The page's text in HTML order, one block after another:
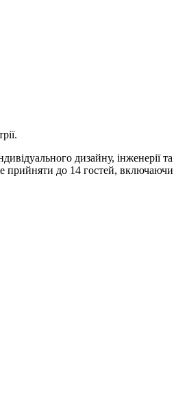
дизайну, інженерії та
прийняти до 14 гостей, включаючи